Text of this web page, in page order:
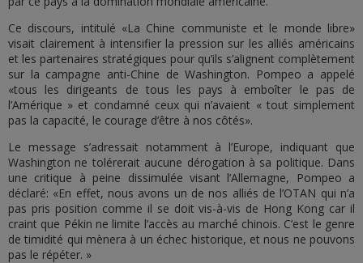
Ce discours, intitulé «La Chine communiste et le monde libre»
visait clairement à intensifier la pression sur les alliés américains
et les partenaires stratégiques pour qu’ils s’alignent complètement
sur la campagne anti-Chine de Washington. Pompeo a appelé
«tous les dirigeants de tous les pays à emboîter le pas de
l’Amérique » et condamné ceux qui n’avaient « tout simplement
pas la capacité, le courage d’être à nos côtés».
Le message s’adressait notamment à l’Europe, indiquant que
Washington ne tolérerait aucune dérogation à sa politique. Dans
une critique à peine dissimulée visant l’Allemagne, Pompeo a
déclaré: «En effet, nous avons un de nos alliés de l’OTAN qui n’a
pas pris position comme il se doit vis-à-vis de Hong Kong car il
craint que Pékin ne limite l’accès au marché chinois. C’est le genre
de timidité qui mènera à un échec historique, et nous ne pouvons
pas le répéter. »